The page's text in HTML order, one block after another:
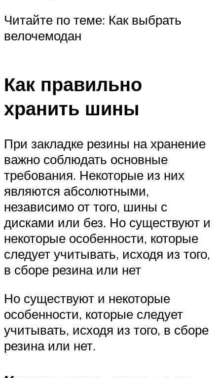
Читайте по теме: Как выбрать
велочемодан
Как правильно
хранить шины
При закладке резины на хранение
важно соблюдать основные
требования. Некоторые из них
являются абсолютными,
независимо от того, шины с
дисками или без. Но существуют и
некоторые особенности, которые
следует учитывать, исходя из того,
в сборе резина или нет
Но существуют и некоторые
особенности, которые следует
учитывать, исходя из того, в сборе
резина или нет.